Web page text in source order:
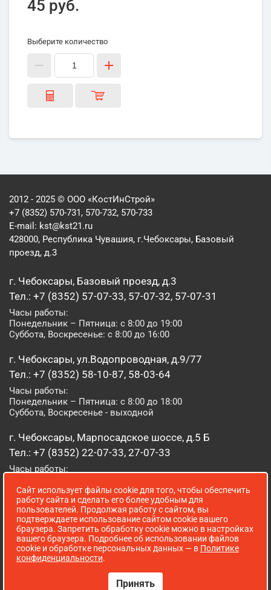
45 руб.
Выберите количество
2012 - 2025 © ООО «КостИнСтрой»
+7 (8352) 570-731, 570-732, 570-733
E-mail: kst@kst21.ru
428000, Республика Чувашия, г.Чебоксары, Базовый
проезд, д.3
г. Чебоксары, Базовый проезд, д.3
Тел.: +7 (8352) 57-07-33, 57-07-32, 57-07-31
Часы работы:
Понедельник – Пятница: с 8:00 до 19:00
Суббота, Воскресенье: с 8:00 до 16:00
г. Чебоксары, ул.Водопроводная, д.9/77
Тел.: +7 (8352) 58-10-87, 58-03-64
Часы работы:
Понедельник – Пятница: с 8:00 до 18:00
Суббота, Воскресенье - выходной
г. Чебоксары, Марпосадское шоссе, д.5 Б
Тел.: +7 (8352) 22-07-33, 27-07-33
Часы работы:
Суббота, Воскресенье: с 8:00 до 16:00
г. Йошкар-Ола, ул. Луначарского, д. 52 А
Тел.: (8362) 41-07-31
Часы работы:
Понедельник – Пятница: с 8:00 до 18:00
Сайт использует файлы cookie для того, чтобы обеспечить
работу сайта и сделать его более удобным для
пользователей. Продолжая работу с сайтом, вы
подтверждаете использование сайтом cookie вашего
браузера. Запретить обработку cookie можно в настройках
вашего браузера. Подробнее об использовании файлов
cookie и обработке персональных данных — в Политике
конфиденциальности.
Принять